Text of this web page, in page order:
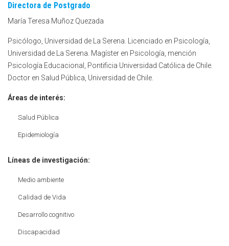
Directora de Postgrado
María Teresa Muñoz Quezada
Psicólogo, Universidad de La Serena. Licenciado en Psicología,
Universidad de La Serena. Magíster en Psicología, mención
Psicología Educacional, Pontificia Universidad Católica de Chile.
Doctor en Salud Pública, Universidad de Chile.
Áreas de interés:
Salud Pública
Epidemiología
Líneas de investigación:
Medio ambiente
Calidad de Vida
Desarrollo cognitivo
Discapacidad